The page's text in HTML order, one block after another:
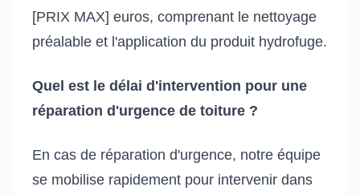
[PRIX MAX] euros, comprenant le nettoyage
préalable et l'application du produit hydrofuge.
Quel est le délai d'intervention pour une
réparation d'urgence de toiture ?
En cas de réparation d'urgence, notre équipe
se mobilise rapidement pour intervenir dans